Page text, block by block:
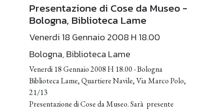
Presentazione di Cose da Museo -
Bologna, Biblioteca Lame
Venerdi 18 Gennaio 2008 H 18.00
Bologna, Biblioteca Lame
Venerdi 18 Gennaio 2008 H 18.00 - Bologna
Biblioteca Lame, Quartiere Navile, Via Marco Polo,
21/13
Presentazione di Cose da Museo. Sarà presente